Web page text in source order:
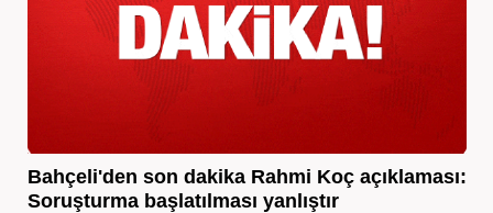
Bahçeli'den son dakika Rahmi Koç açıklaması:
Soruşturma başlatılması yanlıştır